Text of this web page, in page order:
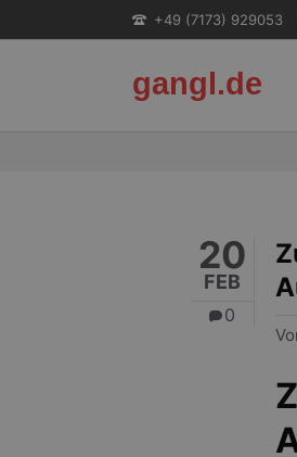
+49 (7173) 929053
gangl.de
20
FEB
0